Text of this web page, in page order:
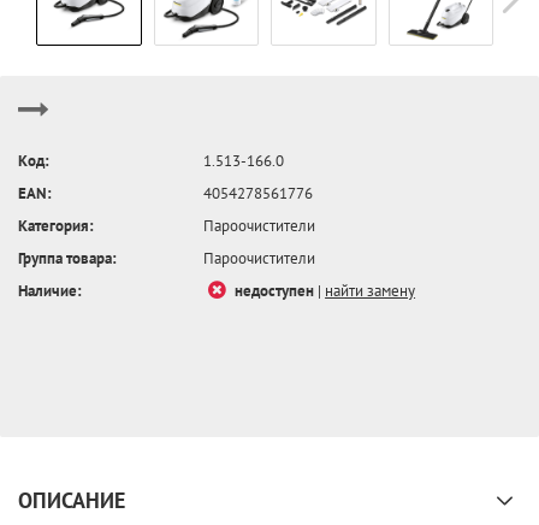
Код:
1.513-166.0
EAN:
4054278561776
Категория:
Пароочистители
Группа товара:
Пароочистители
Наличие:
недоступен | найти замену
ОПИСАНИЕ